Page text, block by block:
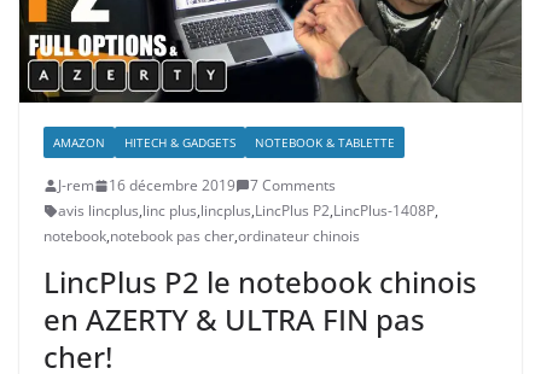
AMAZON HITECH & GADGETS NOTEBOOK & TABLETTE
J-rem 16 décembre 2019
7 Comments
avis lincplus,linc plus,lincplus,LincPlus P2,LincPlus-1408P,
notebook,notebook pas cher,ordinateur chinois
LincPlus P2 le notebook chinois
en AZERTY & ULTRA FIN pas
cher!